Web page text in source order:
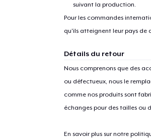
suivant la production.
Pour les commandes
qu'ils atteignent leur pays de
Détails du retour
Nous comprenons que des
ou défectueux, nous le
comme nos produits sont
échanges pour des tailles ou
En savoir plus sur notre